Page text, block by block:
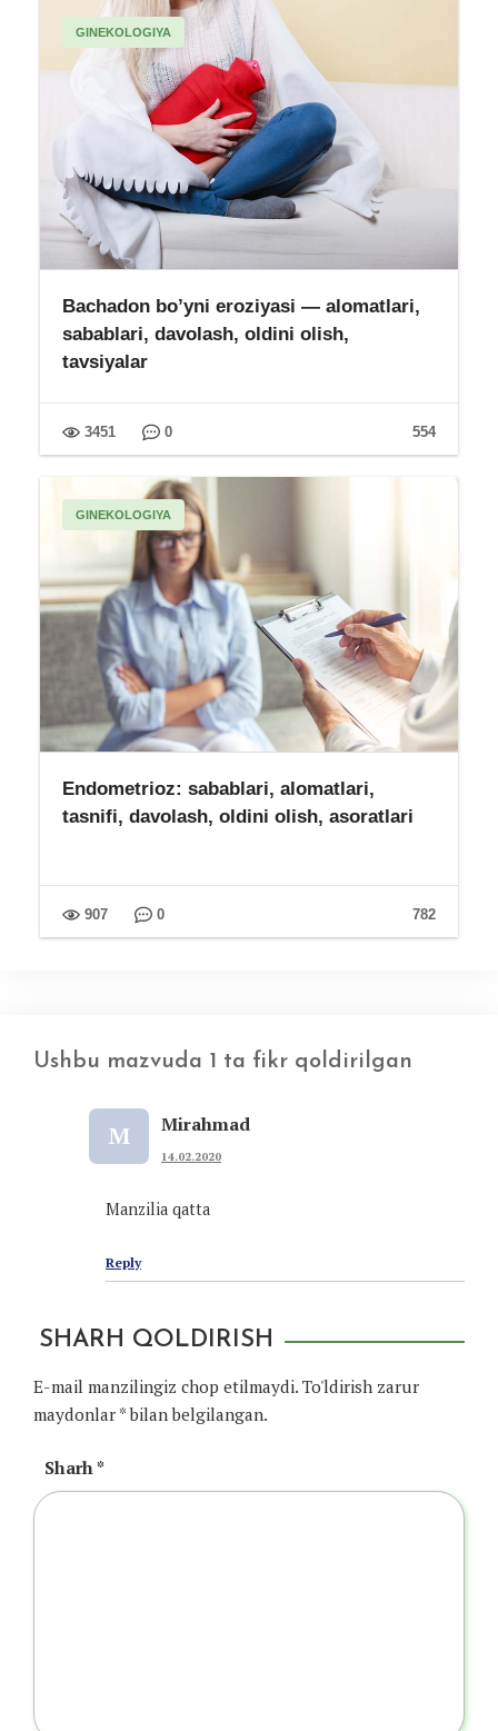
GINEKOLOGIYA
Bachadon bo’yni eroziyasi — alomatlari,
sabablari, davolash, oldini olish,
tavsiyalar
554
3451 0
GINEKOLOGIYA
Endometrioz: sabablari, alomatlari,
tasnifi, davolash, oldini olish, asoratlari
782
907 0
Ushbu mazvuda 1 ta fikr qoldirilgan
M Mirahmad
14.02.2020
Manzilia qatta
Reply
SHARH QOLDIRISH
E-mail manzilingiz chop etilmaydi. To'ldirish zarur
maydonlar *bilan belgilangan.
Sharh*